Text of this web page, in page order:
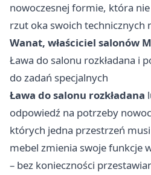
nowoczesnej formie, która
rzut oka swoich technicznych
Wanat, właściciel salonów
Ława do salonu rozkładana i
do zadań specjalnych
Ława do salonu rozkładana
odpowiedź na potrzeby
których jedna przestrzeń musi
mebel zmienia swoje funkcje
– bez konieczności